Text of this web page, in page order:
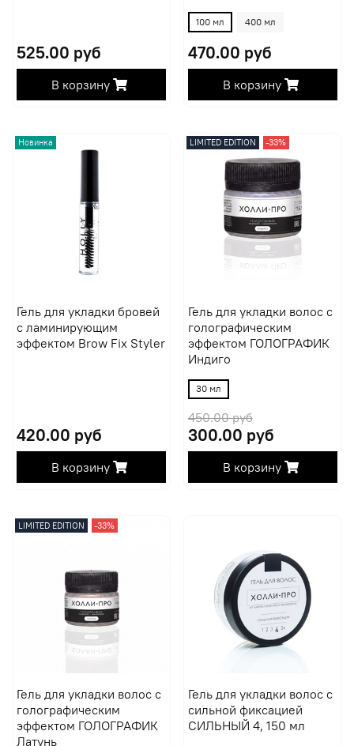
525.00 руб
В корзину
100 мл 400 мл
470.00 руб
В корзину
Новинка
Гель для укладки бровей
с ламинирующим
эффектом Brow Fix Styler
420.00 руб
В корзину
LIMITED EDITION -33%
Гель для укладки волос с
голографическим
эффектом ГОЛОГРАФИК
Индиго
30 мл
450.00 руб
300.00 руб
В корзину
LIMITED EDITION -33%
Гель для укладки волос с
голографическим
эффектом ГОЛОГРАФИК
Латунь
Гель для укладки волос с
сильной фиксацией
СИЛЬНЫЙ 4, 150 мл